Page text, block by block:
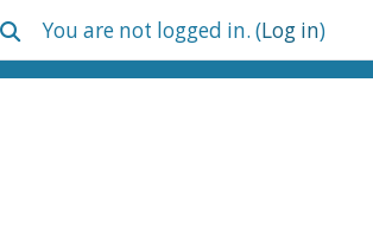
Toggle search input
You are not logged in. (Log in)